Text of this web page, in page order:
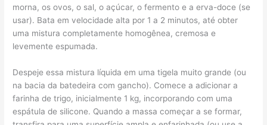
morna, os ovos, o sal, o açúcar, o fermento e a erva-doce (se
usar). Bata em velocidade alta por 1 a 2 minutos, até obter
uma mistura completamente homogênea, cremosa e
levemente espumada.
Despeje essa mistura líquida em uma tigela muito grande (ou
na bacia da batedeira com gancho). Comece a adicionar a
farinha de trigo, inicialmente 1 kg, incorporando com uma
espátula de silicone. Quando a massa começar a se formar,